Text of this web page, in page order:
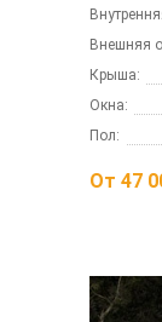
Внешняя
Крыша:
Окна:
Пол:
От 47